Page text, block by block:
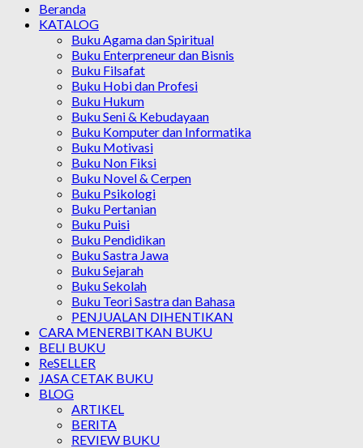
Beranda
KATALOG
Buku Agama dan Spiritual
Buku Enterpreneur dan Bisnis
Buku Filsafat
Buku Hobi dan Profesi
Buku Hukum
Buku Seni & Kebudayaan
Buku Komputer dan Informatika
Buku Motivasi
Buku Non Fiksi
Buku Novel & Cerpen
Buku Psikologi
Buku Pertanian
Buku Puisi
Buku Pendidikan
Buku Sastra Jawa
Buku Sejarah
Buku Sekolah
Buku Teori Sastra dan Bahasa
PENJUALAN DIHENTIKAN
CARA MENERBITKAN BUKU
BELI BUKU
ReSELLER
JASA CETAK BUKU
BLOG
ARTIKEL
BERITA
REVIEW BUKU